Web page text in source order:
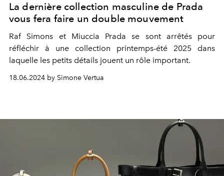
La dernière collection masculine de Prada
vous fera faire un double mouvement
Raf Simons et Miuccia Prada se sont arrêtés pour
réfléchir à une collection printemps-été 2025 dans
laquelle les petits détails jouent un rôle important.
18.06.2024 by Simone Vertua